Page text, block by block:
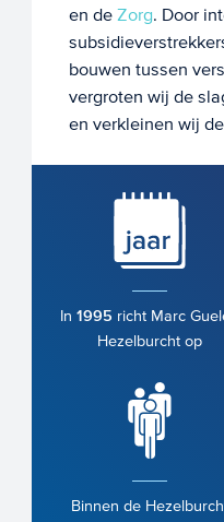
en de Zorg. Door
bouwen tussen
vergroten wij de
en verkleinen wij de
In1995 richt Marc
Hezelburcht op
Binnen de